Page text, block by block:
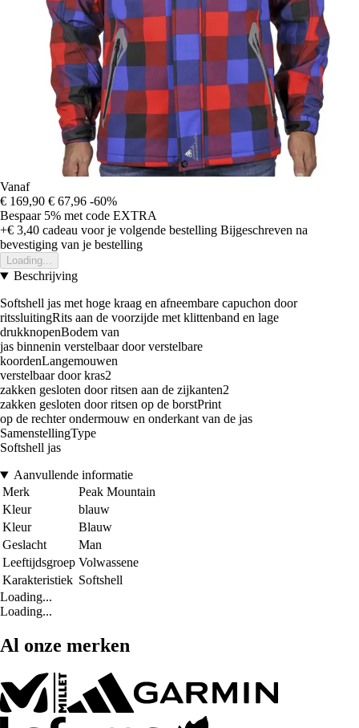
Vanaf
€ 169,90 € 67,96 -60%
Bespaar 5% met code EXTRA
+€ 3,40 cadeau voor je volgende bestelling Bijgeschreven na
bevestiging van je bestelling
Loading...
Beschrijving
Softshell jas met hoge kraag en afneembare capuchon door
ritssluitingRits aan de voorzijde met klittenband en lage
drukknopenBodem van
jas binnenin verstelbaar door verstelbare
koordenLangemouwen
verstelbaar door kras2
zakken gesloten door ritsen aan de zijkanten2
zakken gesloten door ritsen op de borstPrint
op de rechter ondermouw en onderkant van de jas
SamenstellingType
Softshell jas
Aanvullende informatie
Merk
Peak Mountain
Kleur
blauw
Kleur
Blauw
Geslacht
Man
Leeftijdsgroep Volwassene
Karakteristiek Softshell
Loading...
Loading...
Al onze merken